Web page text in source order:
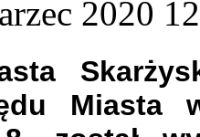
2020
Miasta